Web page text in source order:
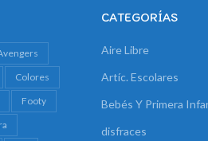
Colores
Footy
CATEGORÍAS
Aire Libre
Artíc. Escolares
Bebés Y Primera
disfraces